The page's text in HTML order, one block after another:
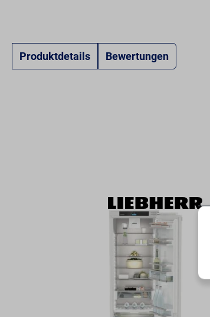
Produktdetails Bewertungen
Produktgalerie überspringen